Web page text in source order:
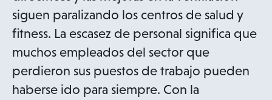
siguen paralizando los centros de salud y
fitness. La escasez de personal significa que
muchos empleados del sector que
perdieron sus puestos de trabajo pueden
haberse ido para siempre. Con la